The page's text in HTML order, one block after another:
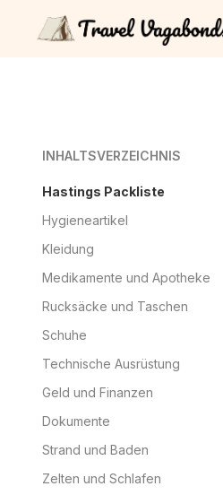
INHALTSVERZEICHNIS
Hastings Packliste
Hygieneartikel
Kleidung
Medikamente und Apotheke
Rucksäcke und Taschen
Schuhe
Technische Ausrüstung
Geld und Finanzen
Dokumente
Strand und Baden
Zelten und Schlafen